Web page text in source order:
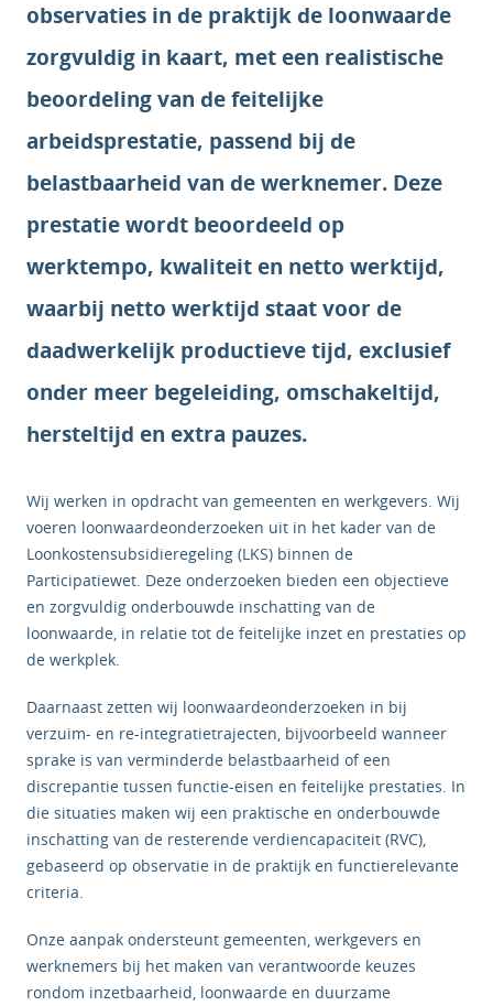
observaties in de praktijk de loonwaarde
zorgvuldig in kaart, met een realistische
beoordeling van de feitelijke
arbeidsprestatie, passend bij de
belastbaarheid van de werknemer. Deze
prestatie wordt beoordeeld op
werktempo, kwaliteit en netto werktijd,
waarbij netto werktijd staat voor de
daadwerkelijk productieve tijd, exclusief
onder meer begeleiding, omschakeltijd,
hersteltijd en extra pauzes.
Wij werken in opdracht van gemeenten en werkgevers. Wij
voeren loonwaardeonderzoeken uit in het kader van de
Loonkostensubsidieregeling (LKS) binnen de
Participatiewet. Deze onderzoeken bieden een objectieve
en zorgvuldig onderbouwde inschatting van de
loonwaarde, in relatie tot de feitelijke inzet en prestaties op
de werkplek.
Daarnaast zetten wij loonwaardeonderzoeken in bij
verzuim- en re-integratietrajecten, bijvoorbeeld wanneer
sprake is van verminderde belastbaarheid of een
discrepantie tussen functie-eisen en feitelijke prestaties. In
die situaties maken wij een praktische en onderbouwde
inschatting van de resterende verdiencapaciteit (RVC),
gebaseerd op observatie in de praktijk en functierelevante
criteria.
Onze aanpak ondersteunt gemeenten, werkgevers en
werknemers bij het maken van verantwoorde keuzes
rondom inzetbaarheid, loonwaarde en duurzame